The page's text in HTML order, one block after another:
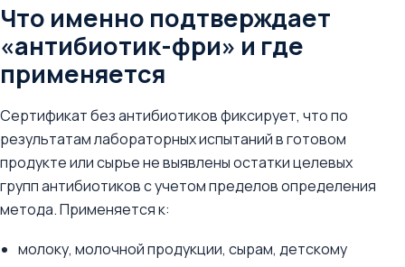
Что именно подтверждает
«антибиотик-фри» и где
применяется
Сертификат без антибиотиков фиксирует, что по
результатам лабораторных испытаний в готовом
продукте или сырье не выявлены остатки целевых
групп антибиотиков с учетом пределов определения
метода. Применяется к:
молоку, молочной продукции, сырам, детскому